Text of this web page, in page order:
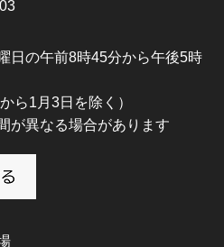
日の午前8時45分から午後5時
ら1月3日を除く）
が異なる場合があります